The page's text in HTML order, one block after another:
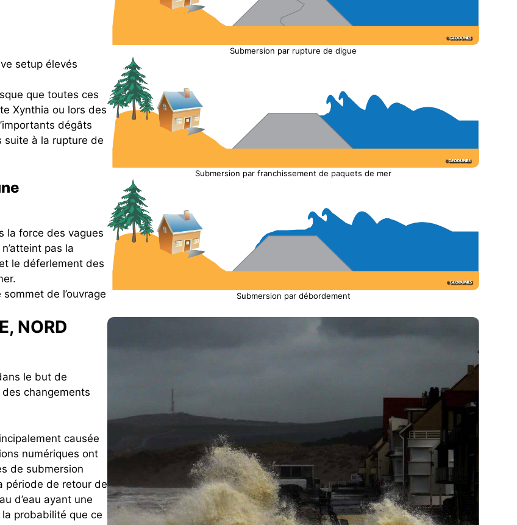
setup élevés
que toutes ces
Xynthia ou lors des
dégâts
suite à la rupture de
la force des vagues
pas la
le déferlement des
de l’ouvrage
Submersion par rupture de digue
Submersion par franchissement de paquets de mer
Submersion par débordement
NORD
le but de
changements
causée
numériques ont
de submersion
période de retour de
d’eau ayant une
probabilité que ce